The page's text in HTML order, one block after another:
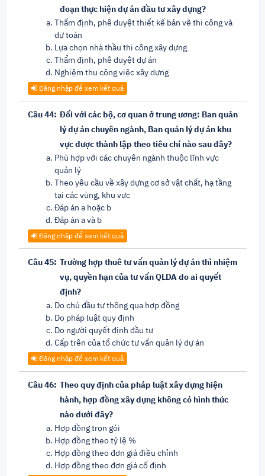
đoạn thực hiện dự án đầu tư xây dựng?
Thẩm định, phê duyệt thiết kế bản vẽ thi công và
dự toán
Lựa chọn nhà thầu thi công xây dựng
Thẩm định, phê duyệt dự án
Nghiệm thu công việc xây dựng
Đăng nhập để xem kết quả
Câu 44: Đối với các bộ, cơ quan ở trung ương: Ban quản
lý dự án chuyên ngành, Ban quản lý dự án khu
vực được thành lập theo tiêu chí nào sau đây?
Phù hợp với các chuyên ngành thuộc lĩnh vực
quản lý
Theo yêu cầu về xây dựng cơ sở vật chất, hạ tầng
tại các vùng, khu vực
Đáp án a hoặc b
Đáp án a và b
Đăng nhập để xem kết quả
Câu 45: Trường hợp thuê tư vấn quản lý dự án thì nhiệm
vụ, quyền hạn của tư vấn QLDA do ai quyết
định?
Do chủ đầu tư thông qua hợp đồng
Do pháp luật quy định
Do người quyết định đầu tư
Cấp trên của tổ chức tư vấn quản lý dự án
Đăng nhập để xem kết quả
Câu 46: Theo quy định của pháp luật xây dựng hiện
hành, hợp đồng xây dựng không có hình thức
nào dưới đây?
Hợp đồng trọn gói
Hợp đồng theo tỷ lệ %
Hợp đồng theo đơn giá điều chỉnh
Hợp đồng theo đơn giá cố định